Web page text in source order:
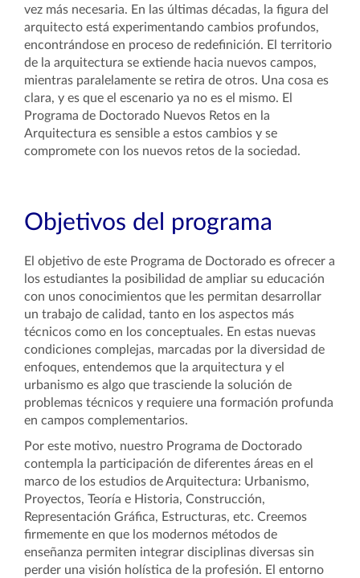
vez más necesaria. En las últimas décadas, la figura del
arquitecto está experimentando cambios profundos,
encontrándose en proceso de redefinición. El territorio
de la arquitectura se extiende hacia nuevos campos,
mientras paralelamente se retira de otros. Una cosa es
clara, y es que el escenario ya no es el mismo. El
Programa de Doctorado Nuevos Retos en la
Arquitectura es sensible a estos cambios y se
compromete con los nuevos retos de la sociedad.
Objetivos del programa
El objetivo de este Programa de Doctorado es ofrecer a
los estudiantes la posibilidad de ampliar su educación
con unos conocimientos que les permitan desarrollar
un trabajo de calidad, tanto en los aspectos más
técnicos como en los conceptuales. En estas nuevas
condiciones complejas, marcadas por la diversidad de
enfoques, entendemos que la arquitectura y el
urbanismo es algo que trasciende la solución de
problemas técnicos y requiere una formación profunda
en campos complementarios.
Por este motivo, nuestro Programa de Doctorado
contempla la participación de diferentes áreas en el
marco de los estudios de Arquitectura: Urbanismo,
Proyectos, Teoría e Historia, Construcción,
Representación Gráfica, Estructuras, etc. Creemos
firmemente en que los modernos métodos de
enseñanza permiten integrar disciplinas diversas sin
perder una visión holística de la profesión. El entorno